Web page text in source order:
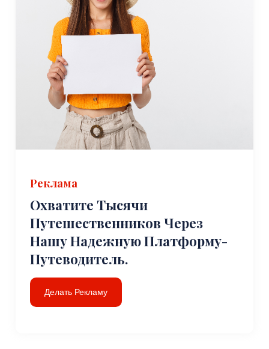
Реклама
Охватите Тысячи
Путешественников Через
Нашу Надежную Платформу-
Путеводитель.
Делать Рекламу